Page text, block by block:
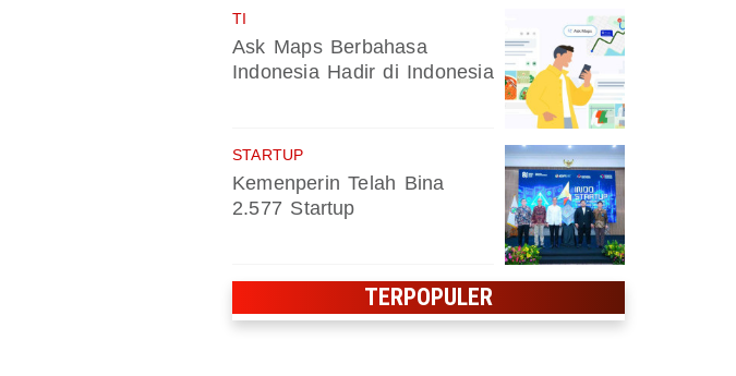
TI
Ask Maps Berbahasa
Indonesia Hadir di Indonesia
STARTUP
Kemenperin Telah Bina
2.577 Startup
TERPOPULER